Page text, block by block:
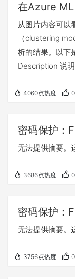
从图片内容可以
（clustering
析的结果。以下
Description 说
是针对第 0 号聚
4060点热度
无法提供摘要。
3686点热度
无法提供摘要。
3756点热度